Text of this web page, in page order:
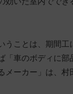
うことは、期間工
「車のボディに部
メーカー」は、村